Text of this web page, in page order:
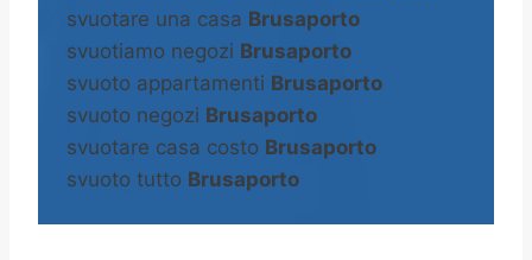
svuotare una casa Brusaporto
svuotiamo negozi Brusaporto
svuoto appartamenti Brusaporto
svuoto negozi Brusaporto
svuotare casa costo Brusaporto
svuoto tutto Brusaporto